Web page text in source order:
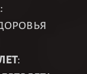
:
: